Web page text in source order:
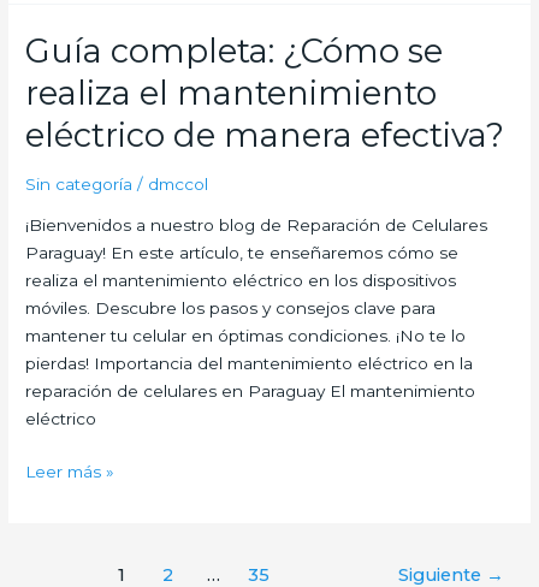
estudia
para
reparar
Descubre
para
convertirte
en
un
experto
en
reparación
de
electrónicos
Guía completa: ¿Cómo se
realiza el mantenimiento
eléctrico de manera efectiva?
Sin categoría / dmccol
¡Bienvenidos a nuestro blog de Reparación de Celulares
Paraguay! En este artículo, te enseñaremos cómo se
realiza el mantenimiento eléctrico en los dispositivos
móviles. Descubre los pasos y consejos clave para
mantener tu celular en óptimas condiciones. ¡No te lo
pierdas! Importancia del mantenimiento eléctrico en la
reparación de celulares en Paraguay El mantenimiento
eléctrico
Guía
Leer más »
1 2 … 35 Siguiente →